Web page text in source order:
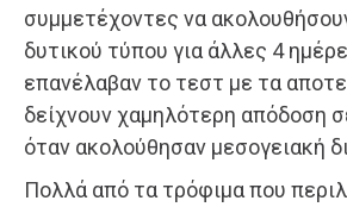
συμμετέχοντες να
δυτικού τύπου για άλλες 4
επανέλαβαν το τεστ με τα
δείχνουν χαμηλότερη απόδοση
όταν ακολούθησαν μεσογειακή
Πολλά από τα τρόφιμα που